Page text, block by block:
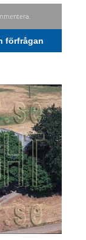
förfrågan